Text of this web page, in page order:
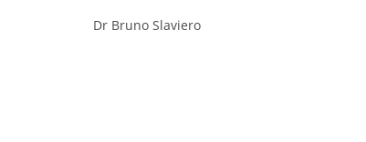
Dr Bruno Slaviero